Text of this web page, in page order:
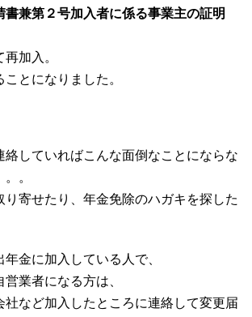
書兼第２号加入者に係る事業主の証明
加入。
とになりました。
絡していればこんな面倒なことにならな
。
り寄せたり、年金免除のハガキを探した
金に加入している人で、
業者になる方は、
社など加入したところに連絡して変更届